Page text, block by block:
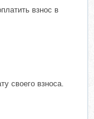
взнос в
своего взноса.